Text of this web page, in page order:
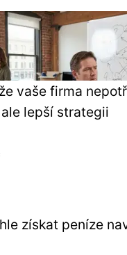
vaše firma
lepší strategii
získat peníze